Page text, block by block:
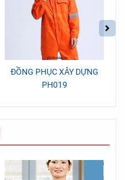
ĐỒNG PHỤC XÂY DỰNG
PH019